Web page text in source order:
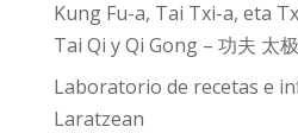
Kung Fu-a, Tai Txi-a, eta
Tai Qi y Qi Gong – 功夫 太
Laboratorio de recetas e
Laratzean